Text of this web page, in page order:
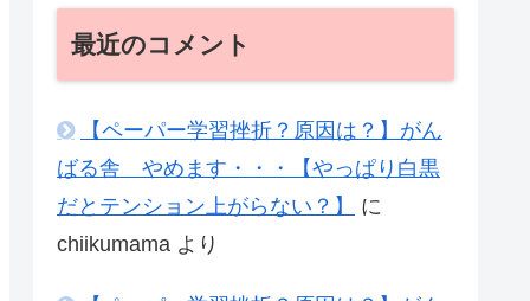
最近のコメント
【ペーパー学習挫折？原因は？】がん
ばる舎 やめます・・・【やっぱり白黒
だとテンション上がらない？】
に
chiikumama より